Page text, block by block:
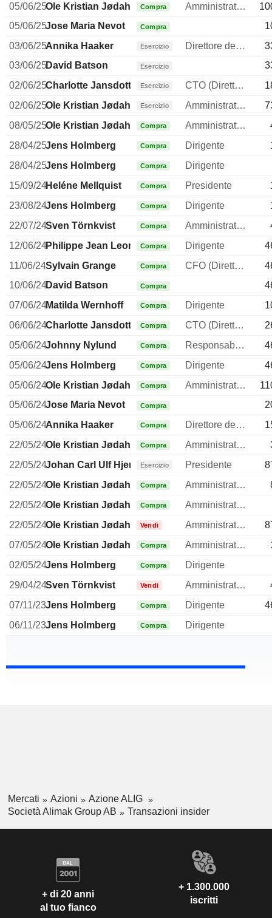
05/06/25Ole Kristian Jødahl Compra Amministratore delegato
05/06/25Jose Maria Nevot Compra
03/06/25Annika Haaker Esercizio Direttore delle risorse umane
03/06/25David Batson Esercizio
02/06/25Charlotte Jansdotter Brogren Karlberg
Esercizio CTO (Direttore tecnico)
02/06/25Ole Kristian Jødahl Esercizio Amministratore delegato
08/05/25Ole Kristian Jødahl Compra Amministratore delegato
28/04/25Jens Holmberg Compra Dirigente
28/04/25Jens Holmberg Compra
Dirigente
15/09/24Heléne Mellquist Compra Presidente
23/08/24Jens Holmberg Compra Dirigente
22/07/24Sven Törnkvist Compra Amministratore
12/06/24Philippe Jean Leon Gastineau
Compra Dirigente
11/06/24Sylvain Grange Compra CFO (Direttore finanziario)
10/06/24David Batson Compra
07/06/24Matilda Wernhoff Compra Dirigente
06/06/24Charlotte Jansdotter Brogren Karlberg
Compra CTO (Direttore tecnico)
05/06/24Johnny Nylund Compra Responsabile Investors Relation
05/06/24Jens Holmberg Compra Dirigente
05/06/24Ole Kristian Jødahl Compra Amministratore delegato
05/06/24Jose Maria Nevot Compra
05/06/24Annika Haaker Compra Direttore delle risorse umane
22/05/24Ole Kristian Jødahl Compra Amministratore delegato
22/05/24Johan Carl Ulf Hjertonsson
Esercizio Presidente
22/05/24Ole Kristian Jødahl Compra Amministratore delegato
22/05/24Ole Kristian Jødahl Compra
Amministratore delegato
22/05/24Ole Kristian Jødahl Vendi Amministratore delegato
07/05/24Ole Kristian Jødahl Compra Amministratore delegato
02/05/24Jens Holmberg Compra
Dirigente
29/04/24Sven Törnkvist Vendi Amministratore
07/11/23Jens Holmberg Compra Dirigente
06/11/23Jens Holmberg Compra Dirigente
Mercati Azioni
Azione ALIG
Società Alimak Group AB
Transazioni insider
+ di 20 anni
al tuo fianco
+ 1.300.000
iscritti